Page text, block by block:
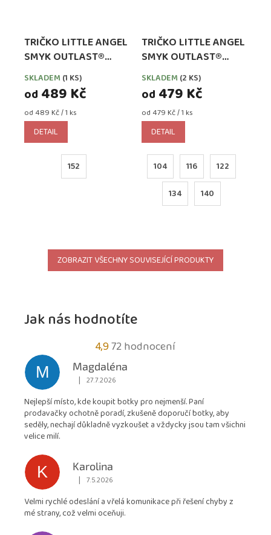
TRIČKO LITTLE ANGEL
SMYK OUTLAST®
DLOUHÝ RUKÁV -
BORDÓ MELÍR
SKLADEM (1 KS)
od 489 Kč
Měrná
cena:
od 489 Kč / 1 ks
DETAIL
152
TRIČKO LITTLE ANGEL
SMYK OUTLAST®
DLOUHÝ RUKÁV -
MEDOVÉ
SKLADEM (2 KS)
od 479 Kč
Měrná
cena:
od 479 Kč / 1 ks
DETAIL
104 116 122
134 140
ZOBRAZIT VŠECHNY SOUVISEJÍCÍ PRODUKTY
Jak nás hodnotíte
4,9Průměrné
hodnocení
obchodu
4,9
z
72 hodnocení
M
Magdaléna
Hodnocení obchodu je 5 z 5 hvězdiček.
| 27.7.2026
Nejlepší místo, kde koupit botky pro nejmenší. Paní
prodavačky ochotně poradí, zkušeně doporučí botky, aby
seděly, nechají důkladně vyzkoušet a vždycky jsou tam všichni
velice milí.
K
Karolina
Hodnocení obchodu je 5 z 5 hvězdiček.
| 7.5.2026
Velmi rychlé odeslání a vřelá komunikace při řešení chyby z
mé strany, což velmi oceňuji.